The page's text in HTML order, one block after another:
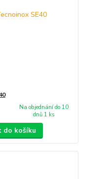
Na objednání do 10
dnů 1 ks
do košíku